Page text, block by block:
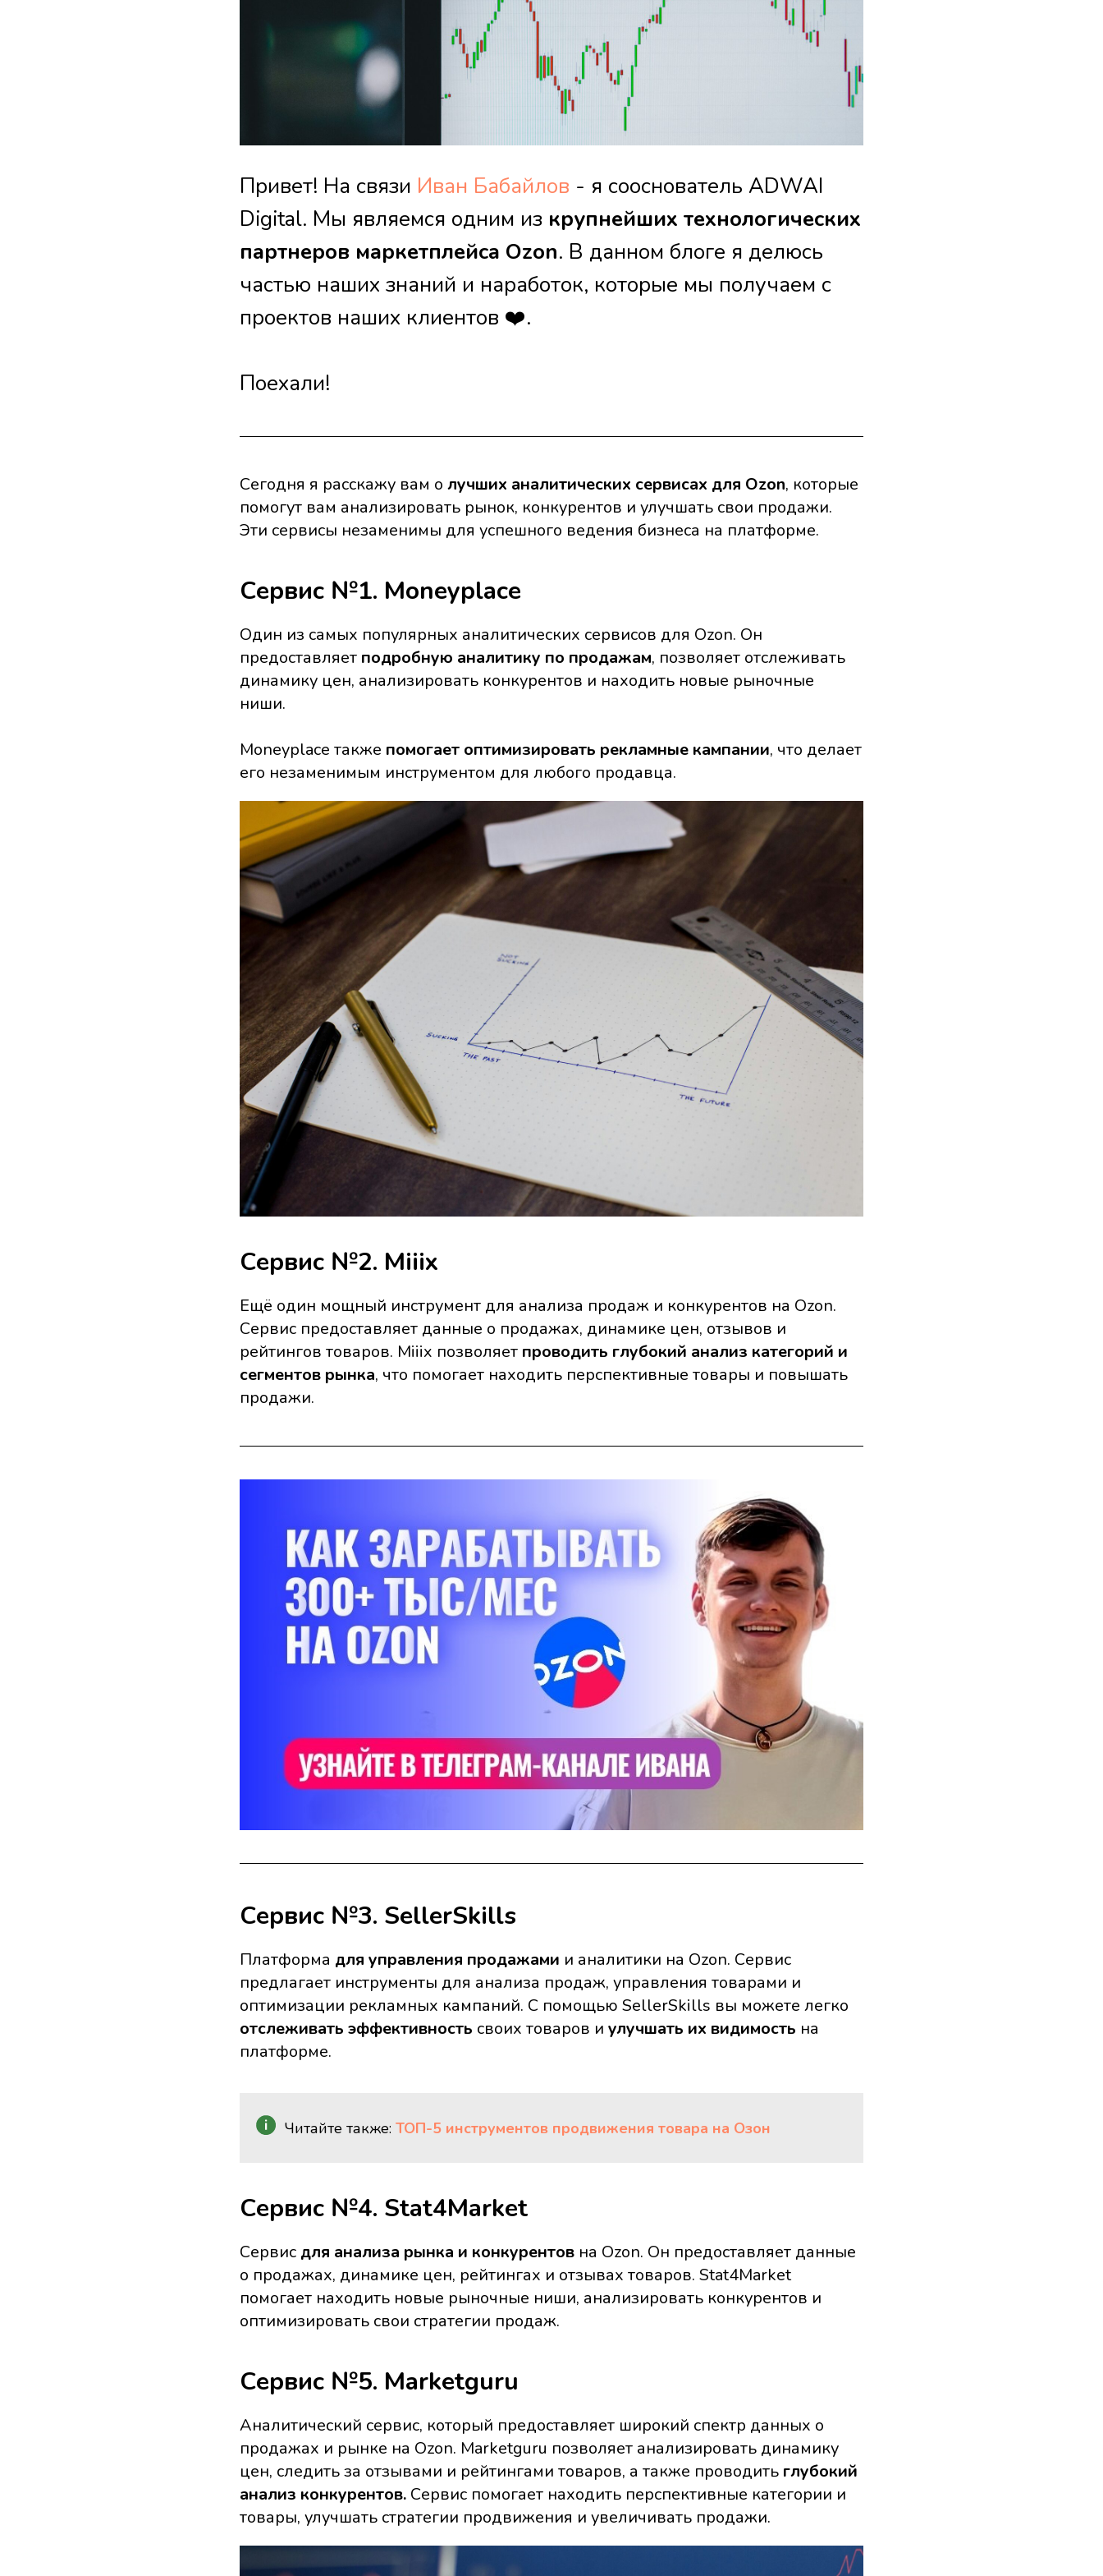
Привет! На связи Иван Бабайлов - я сооснователь ADWAI
Digital. Мы являемся одним из крупнейших технологических
партнеров маркетплейса Ozon. В данном блоге я делюсь
частью наших знаний и наработок, которые мы получаем с
проектов наших клиентов ❤️.
Поехали!
Сегодня я расскажу вам о лучших аналитических сервисах для Ozon, которые
помогут вам анализировать рынок, конкурентов и улучшать свои продажи.
Эти сервисы незаменимы для успешного ведения бизнеса на платформе.
Сервис №1. Moneyplace
Один из самых популярных аналитических сервисов для Ozon. Он
предоставляет подробную аналитику по продажам, позволяет отслеживать
динамику цен, анализировать конкурентов и находить новые рыночные
ниши.
Moneyplace также помогает оптимизировать рекламные кампании, что делает
его незаменимым инструментом для любого продавца.
Сервис №2. Miiix
Ещё один мощный инструмент для анализа продаж и конкурентов на Ozon.
Сервис предоставляет данные о продажах, динамике цен, отзывов и
рейтингов товаров. Miiix позволяет проводить глубокий анализ категорий и
сегментов рынка, что помогает находить перспективные товары и повышать
продажи.
Сервис №3. SellerSkills
Платформа для управления продажами и аналитики на Ozon. Сервис
предлагает инструменты для анализа продаж, управления товарами и
оптимизации рекламных кампаний. С помощью SellerSkills вы можете легко
отслеживать эффективность своих товаров и улучшать их видимость на
платформе.
Читайте также: ТОП-5 инструментов продвижения товара на Озон
Сервис №4. Stat4Market
Сервис для анализа рынка и конкурентов на Ozon. Он предоставляет данные
о продажах, динамике цен, рейтингах и отзывах товаров. Stat4Market
помогает находить новые рыночные ниши, анализировать конкурентов и
оптимизировать свои стратегии продаж.
Сервис №5. Marketguru
Аналитический сервис, который предоставляет широкий спектр данных о
продажах и рынке на Ozon. Marketguru позволяет анализировать динамику
цен, следить за отзывами и рейтингами товаров, а также проводить глубокий
анализ конкурентов. Сервис помогает находить перспективные категории и
товары, улучшать стратегии продвижения и увеличивать продажи.